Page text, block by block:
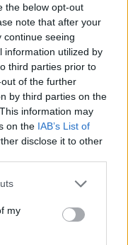
the below opt-out
note that after your
continue seeing
information utilized by
third parties prior to
of the further
by third parties on the
information may
on the IAB’s List of
disclose it to other
my
időszakok
az ország
ami azt
különösen
án jön az év egyik
találkozója, a
szektorsemleges
gyakorlatokkal
és